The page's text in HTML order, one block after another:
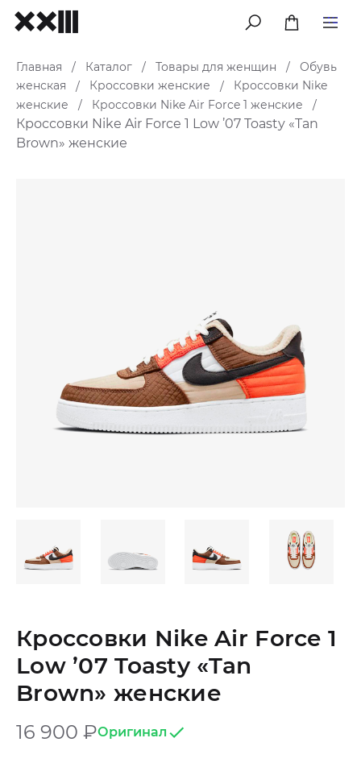
меню
Главная / Каталог / Товары для женщин /
Обувь
женская
/ Кроссовки женские /
Кроссовки Nike
женские
/ Кроссовки Nike Air Force 1 женские /
Кроссовки Nike Air Force 1 Low ’07 Toasty «Tan
Brown» женские
Кроссовки Nike Air Force 1
Low ’07 Toasty «Tan
Brown» женские
16 900 ₽Оригинал